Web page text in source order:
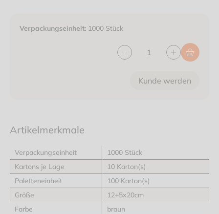
Verpackungseinheit: 1000 Stück
Kunde werden
Artikelmerkmale
Verpackungseinheit
1000 Stück
Kartons je Lage
10 Karton(s)
Paletteneinheit
100 Karton(s)
Größe
12+5x20cm
Farbe
braun